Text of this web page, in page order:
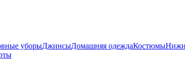
уборыДжинсыДомашняя одеждаКостюмы